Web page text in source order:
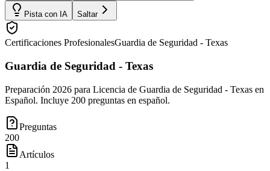
Pista con IA Saltar
Certificaciones ProfesionalesGuardia de Seguridad - Texas
Guardia de Seguridad - Texas
Preparación 2026 para Licencia de Guardia de Seguridad - Texas en
Español. Incluye 200 preguntas en español.
Preguntas
200
Artículos
1